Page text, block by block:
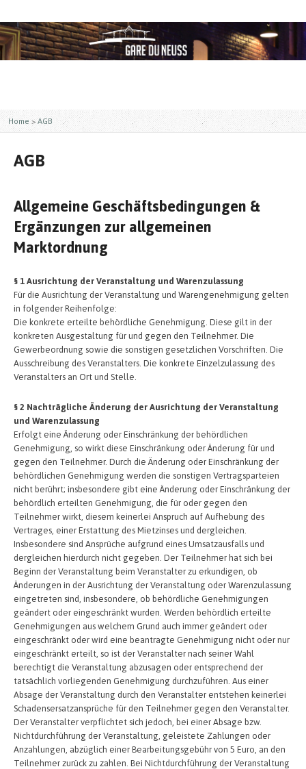
Home >AGB
AGB
Allgemeine Geschäftsbedingungen &
Ergänzungen zur allgemeinen
Marktordnung
§ 1 Ausrichtung der Veranstaltung und Warenzulassung
Für die Ausrichtung der Veranstaltung und Warengenehmigung gelten
in folgender Reihenfolge:
Die konkrete erteilte behördliche Genehmigung. Diese gilt in der
konkreten Ausgestaltung für und gegen den Teilnehmer. Die
Gewerbeordnung sowie die sonstigen gesetzlichen Vorschriften. Die
Ausschreibung des Veranstalters. Die konkrete Einzelzulassung des
Veranstalters an Ort und Stelle.
§ 2 Nachträgliche Änderung der Ausrichtung der Veranstaltung
und Warenzulassung
Erfolgt eine Änderung oder Einschränkung der behördlichen
Genehmigung, so wirkt diese Einschränkung oder Änderung für und
gegen den Teilnehmer. Durch die Änderung oder Einschränkung der
behördlichen Genehmigung werden die sonstigen Vertragsparteien
nicht berührt; insbesondere gibt eine Änderung oder Einschränkung der
behördlich erteilten Genehmigung, die für oder gegen den
Teilnehmer wirkt, diesem keinerlei Anspruch auf Aufhebung des
Vertrages, einer Erstattung des Mietzinses und dergleichen.
Insbesondere sind Ansprüche aufgrund eines Umsatzausfalls und
dergleichen hierdurch nicht gegeben. Der Teilnehmer hat sich bei
Beginn der Veranstaltung beim Veranstalter zu erkundigen, ob
Änderungen in der Ausrichtung der Veranstaltung oder Warenzulassung
eingetreten sind, insbesondere, ob behördliche Genehmigungen
geändert oder eingeschränkt wurden. Werden behördlich erteilte
Genehmigungen aus welchem Grund auch immer geändert oder
eingeschränkt oder wird eine beantragte Genehmigung nicht oder nur
eingeschränkt erteilt, so ist der Veranstalter nach seiner Wahl
berechtigt die Veranstaltung abzusagen oder entsprechend der
tatsächlich vorliegenden Genehmigung durchzuführen. Aus einer
Absage der Veranstaltung durch den Veranstalter entstehen keinerlei
Schadensersatzansprüche für den Teilnehmer gegen den Veranstalter.
Der Veranstalter verpflichtet sich jedoch, bei einer Absage bzw.
Nichtdurchführung der Veranstaltung, geleistete Zahlungen oder
Anzahlungen, abzüglich einer Bearbeitungsgebühr von 5 Euro, an den
Teilnehmer zurück zu zahlen. Bei Nichtdurchführung der Veranstaltung